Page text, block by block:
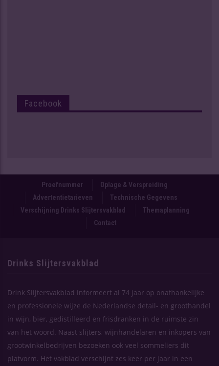
Facebook
Proefnummer
Oplage & Verspreiding
Advertentietarieven
Technische Gegevens
Verschijning Drinks Slijtersvakblad
Themaplanning
Contact
Drinks Slijtersvakblad
Drink Slijtersvakblad informeert al 74 jaar op onafhankelijke
en professionele wijze de Nederlandse detail- en groothandel
in wijn, bier, gedistilleerd en frisdranken in de ruimste zin
van het woord. Naast slijters, wijnhandelaren en inkopers van
grootwinkelbedrijven bezoeken ook veel sommeliers dit
platvorm. Het vakblad verschijnt zes keer per jaar in een